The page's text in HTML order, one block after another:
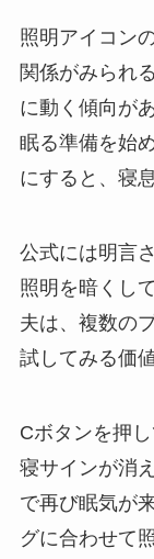
照明アイコン
関係がみられ
に動く傾向が
眠る準備を始
にすると、寝
公式には明言
照明を暗くし
夫は、複数の
試してみる価
Cボタンを押
寝サインが消
で再び眠気が
グに合わせて